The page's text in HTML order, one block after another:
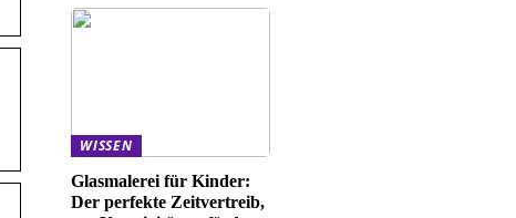
WISSEN
Glasmalerei für Kinder:
Der perfekte Zeitvertreib,